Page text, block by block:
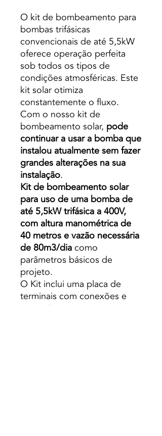
O kit de bombeamento para
bombas trifásicas
convencionais de até 5,5kW
oferece operação perfeita
sob todos os tipos de
condições atmosféricas. Este
kit solar otimiza
constantemente o fluxo.
Com o nosso kit de
bombeamento solar, pode
continuar a usar a bomba que
instalou atualmente sem fazer
grandes alterações na sua
instalação.
Kit de bombeamento solar
para uso de uma bomba de
até 5,5kW trifásica a 400V,
com altura manométrica de
40 metros e vazão necessária
de 80m3/dia como
parâmetros básicos de
projeto.
O Kit inclui uma placa de
terminais com conexões e
proteções.